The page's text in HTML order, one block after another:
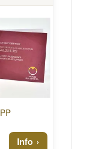
Info